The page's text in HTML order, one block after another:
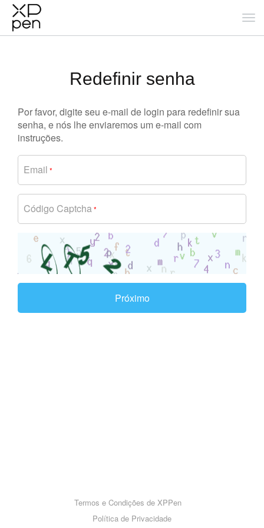
Redefinir senha
Por favor, digite seu e-mail de login para redefinir sua
senha, e nós lhe enviaremos um e-mail com
instruções.
Email *
Código Captcha*
Próximo
Termos e Condições de XPPen
Política de Privacidade